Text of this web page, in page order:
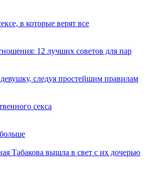
в которые верят все
12 лучших советов для пар
следуя простейшим правилам
секса
Табакова вышла в свет с их дочерью